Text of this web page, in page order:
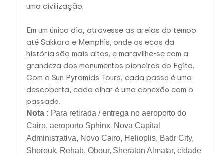
uma civilização.
Em um único dia, atravesse as areias do tempo
até Sakkara e Memphis, onde os ecos da
história são mais altos, e maravilhe-se com a
grandeza dos monumentos pioneiros do Egito.
Com o Sun Pyramids Tours, cada passo é uma
descoberta, cada olhar é uma conexão com o
passado.
Nota : Para retirada / entrega no aeroporto do
Cairo, aeroporto Sphinx, Nova Capital
Administrativa, Novo Cairo, Helioplis, Badr City,
Shorouk, Rehab, Obour, Sheraton Almatar, cidade